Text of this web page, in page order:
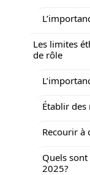
Les limites
de rôle
Établir des
Recourir à
Quels
2025?